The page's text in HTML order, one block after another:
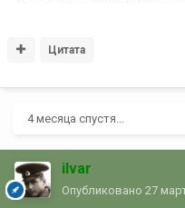
Цитата
4 месяца спустя...
ilvar
Опубликовано 27